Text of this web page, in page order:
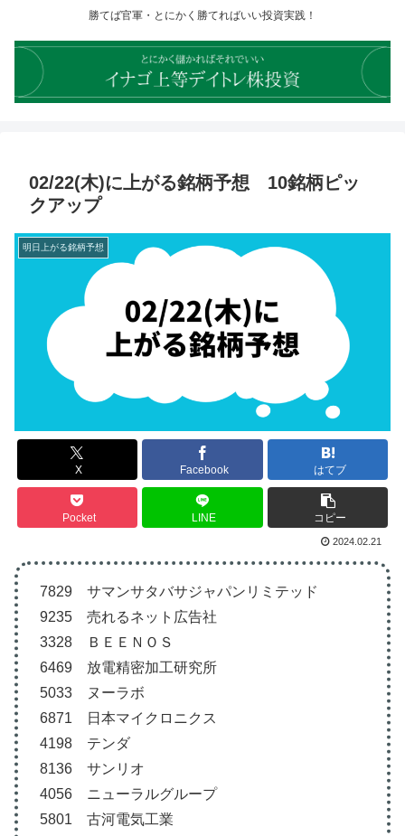
勝てば官軍・とにかく勝てればいい投資実践！
02/22(木)に上がる銘柄予想 10銘柄ピッ
クアップ
明日上がる銘柄予想
X Facebook はてブ
Pocket LINE コピー
2024.02.21
7829 サマンサタバサジャパンリミテッド
9235 売れるネット広告社
3328 ＢＥＥＮＯＳ
6469 放電精密加工研究所
5033 ヌーラボ
6871 日本マイクロニクス
4198 テンダ
8136 サンリオ
4056 ニューラルグループ
5801 古河電気工業